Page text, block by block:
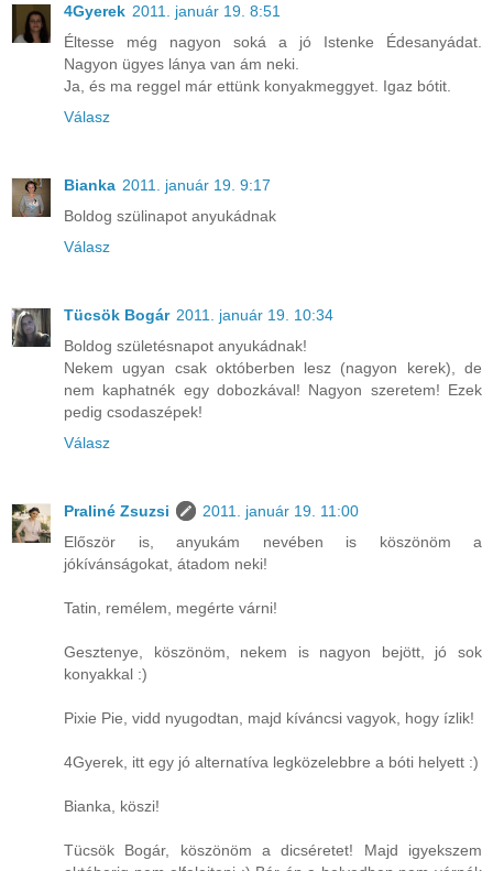
4Gyerek 2011. január 19. 8:51
Éltesse még nagyon soká a jó Istenke Édesanyádat.
Nagyon ügyes lánya van ám neki.
Ja, és ma reggel már ettünk konyakmeggyet. Igaz bótit.
Válasz
Bianka 2011. január 19. 9:17
Boldog szülinapot anyukádnak
Válasz
Tücsök Bogár 2011. január 19. 10:34
Boldog születésnapot anyukádnak!
Nekem ugyan csak októberben lesz (nagyon kerek), de
nem kaphatnék egy dobozkával! Nagyon szeretem! Ezek
pedig csodaszépek!
Válasz
Praliné Zsuzsi
2011. január 19. 11:00
Először is, anyukám nevében is köszönöm a
jókívánságokat, átadom neki!
Tatin, remélem, megérte várni!
Gesztenye, köszönöm, nekem is nagyon bejött, jó sok
konyakkal :)
Pixie Pie, vidd nyugodtan, majd kíváncsi vagyok, hogy ízlik!
4Gyerek, itt egy jó alternatíva legközelebbre a bóti helyett :)
Bianka, köszi!
Tücsök Bogár, köszönöm a dicséretet! Majd igyekszem